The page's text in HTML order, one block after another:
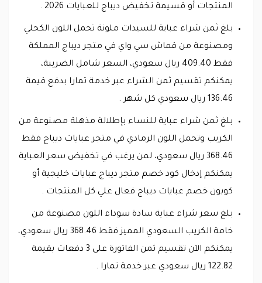
المنتجات أو قسيمة تخفيض ديباج للعبايات 2026 .
بلغ ثمن شراء عباية للسيدات ملونة تحمل اللون الكحلي
ومصنوعة من قماش سي واي في متجر ديباج المملكة
فقط 409.40 ريال سعودي، السعر شامل الضريبة،
يمكنكم تقسيم ثمن الشراء عبر خدمة تمارا بدفع قيمة
136.46 ريال سعودي كل شهر .
بلغ ثمن شراء عباية للنساء بإطلالة مذهلة مصنوعة من
الكريب وتحمل اللون الرمادي في متجر عبايات ديباج فقط
368.46 ريال سعودي، لمن يرغب في تخفيض سعر العباية
يمكنكم إدخال كود خصم متجر ديباج عبايات خليجية أو
كوبون خصم عبايات ديباج فعال علي كل المنتجات .
بلغ سعر شراء عباية سادة سوداء اللون مصنوعة من
خامة الكريب السعودي المميز فقط 368.46 ريال سعودي،
يمكنكم الآن تقسيم ثمن الفاتورة على 3 دفعات بقيمة
122.82 ريال سعودي عبر خدمة تمارا .